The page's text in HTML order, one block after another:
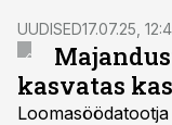
UUDISED17.07.25,
kasvatas